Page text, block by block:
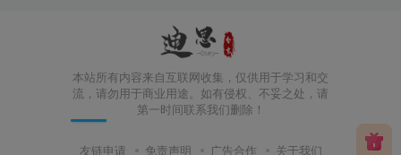
本站所有内容来自互联网收集，仅供用于学习和交
流，请勿用于商业用途。如有侵权、不妥之处，请
第一时间联系我们删除！
友链申请 免责声明 广告合作 关于我们